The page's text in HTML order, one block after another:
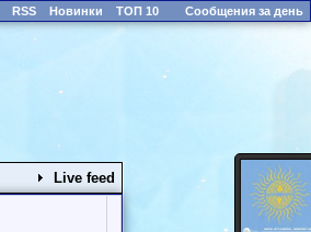
RSS Новинки ТОП 10 Сообщения за день
Live feed